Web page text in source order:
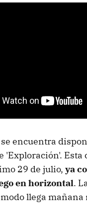
encuentra
'Exploración'. Esta
29 de julio, ya
en horizontal.
llega mañana